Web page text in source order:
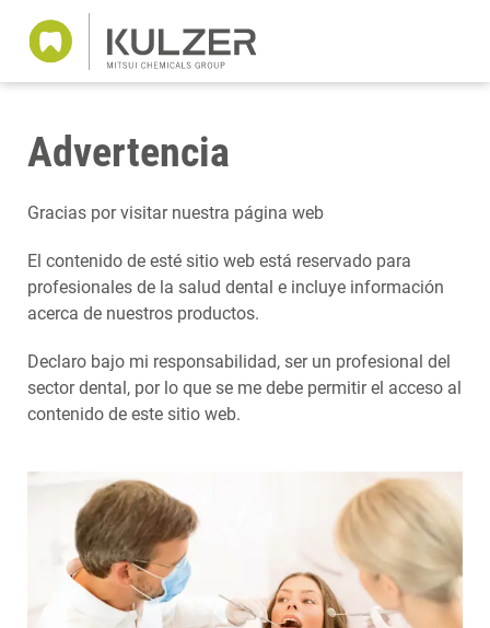
Advertencia
Gracias por visitar nuestra página web
El contenido de esté sitio web está reservado para
profesionales de la salud dental e incluye información
acerca de nuestros productos.
Declaro bajo mi responsabilidad, ser un profesional del
sector dental, por lo que se me debe permitir el acceso al
contenido de este sitio web.